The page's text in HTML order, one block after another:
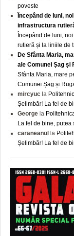
poveste
Începând de luni,
infrastructura
Începând de luni,
rutieră și la liniile de
De Sfânta Maria,
ale Comunei Șag și
Sfânta Maria, mare
Comunei Șag și
mircyuc la
Șelimbăr! La fel de
George la
La fel de bine,
caraneanul
la
Șelimbăr! La fel de